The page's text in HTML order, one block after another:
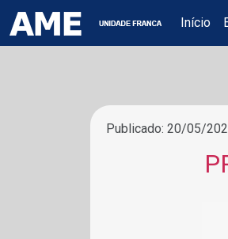
Início
Publicado: 20/05/